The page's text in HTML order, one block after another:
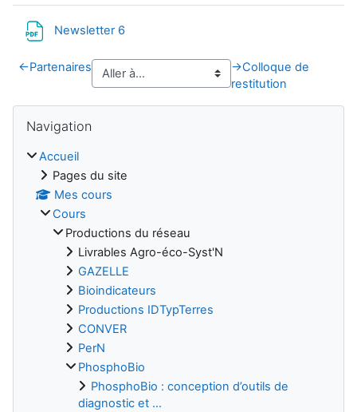
Newsletter 6
←Partenaires →Colloque de
restitution
Navigation
Accueil
Pages du site
Mes cours
Cours
Productions du réseau
Livrables Agro-éco-Syst'N
GAZELLE
Bioindicateurs
Productions IDTypTerres
CONVER
PerN
PhosphoBio
PhosphoBio : conception d’outils de
diagnostic et ...